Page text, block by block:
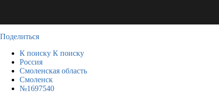
Поделиться
К поиску К поиску
Россия
Смоленская область
Смоленск
№1697540